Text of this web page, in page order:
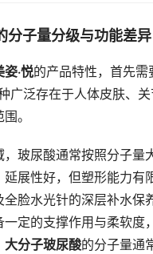
分子量分级与功能差异
姿·悦的产品特性，首先
广泛存在于人体皮肤、
。
玻尿酸通常按照分子量
延展性好，但塑形能力
脸水光针的深层补水保
一定的支撑作用与柔软
大分子玻尿酸的分子量通